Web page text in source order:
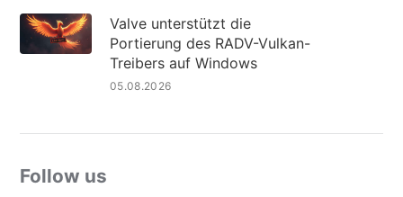
Valve unterstützt die
Portierung des RADV-Vulkan-
Treibers auf Windows
05.08.2026
Follow us